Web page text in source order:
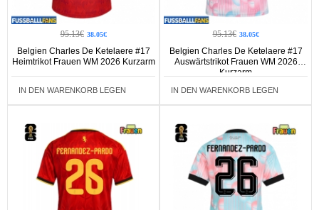
95.13€ 38.05€
Belgien Charles De Ketelaere #17
Heimtrikot Frauen WM 2026 Kurzarm
IN DEN WARENKORB LEGEN
95.13€ 38.05€
Belgien Charles De Ketelaere #17
Auswärtstrikot Frauen WM 2026
Kurzarm
IN DEN WARENKORB LEGEN